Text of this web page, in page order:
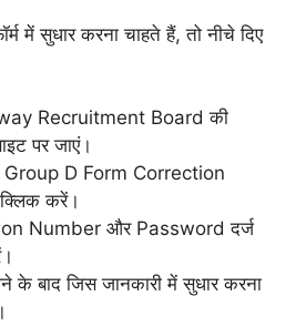
में सुधार करना चाहते हैं, तो नीचे दिए
Recruitment Board की
पर जाएं।
Group D Form Correction
करें।
Number और Password दर्ज
के बाद जिस जानकारी में सुधार करना